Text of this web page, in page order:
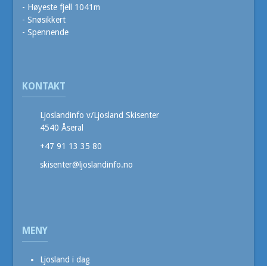
- Høyeste fjell 1041m
- Snøsikkert
- Spennende
KONTAKT
Ljoslandinfo v/Ljosland Skisenter
4540 Åseral
+47 91 13 35 80
skisenter@ljoslandinfo.no
MENY
Ljosland i dag